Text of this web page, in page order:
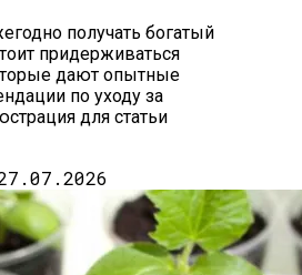
получать богатый
придерживаться
дают опытные
по уходу за
для статьи